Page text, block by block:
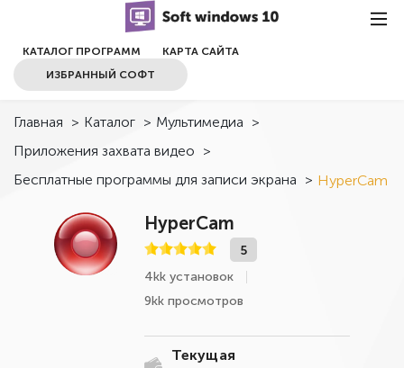
КАТАЛОГ ПРОГРАММ
КАРТА САЙТА
ИЗБРАННЫЙ СОФТ
Главная > Каталог > Мультимедиа >
Приложения захвата видео >
Бесплатные программы для записи экрана > HyperCam
HyperCam
5
4kk установок
9kk просмотров
Текущая